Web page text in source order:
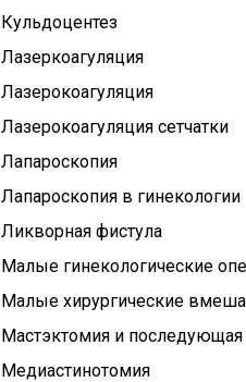
Кульдоцентез
Лазеркоагуляция
Лазерокоагуляция
Лазерокоагуляция сетчатки
Лапароскопия
Лапароскопия в гинекологии
Ликворная фистула
Малые гинекологические
Малые хирургические
Мастэктомия и последующая
Медиастинотомия